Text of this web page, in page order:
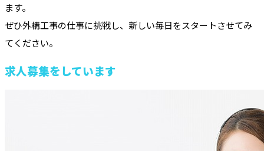
ます。
ぜひ外構工事の仕事に挑戦し、新しい毎日をスタートさせてみ
てください。
求人募集をしています